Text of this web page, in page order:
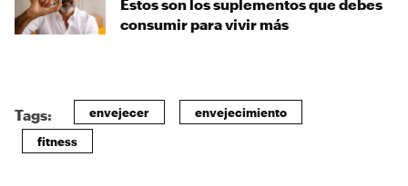
Estos son los suplementos que debes
consumir para vivir más
Tags: envejecer envejecimiento
fitness